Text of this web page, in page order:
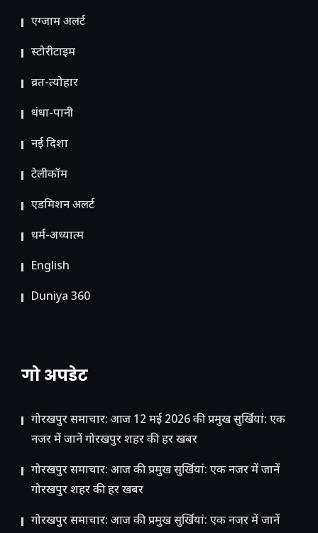
एग्जाम अलर्ट
स्टोरीटाइम
व्रत-त्योहार
धंधा-पानी
नई दिशा
टेलीकॉम
ए​डमिशन अलर्ट
धर्म-अध्यात्म
English
Duniya 360
गो अपडेट
गोरखपुर समाचार: आज 12 मई 2026 की प्रमुख सुर्खियां: एक
नजर में जानें गोरखपुर शहर की हर खबर
गोरखपुर समाचार: आज की प्रमुख सुर्खियां: एक नजर में जानें
गोरखपुर शहर की हर खबर
गोरखपुर समाचार: आज की प्रमुख सुर्खियां: एक नजर में जानें